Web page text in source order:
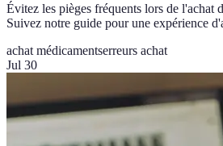
Évitez les pièges fréquents lors de l'achat
Suivez notre guide pour une expérience
achat médicamentserreurs achat
Jul 30